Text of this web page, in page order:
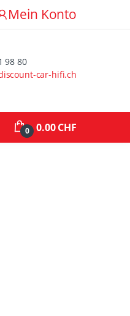
Mein Konto
98 80
car-hifi.ch
0 0.00 CHF